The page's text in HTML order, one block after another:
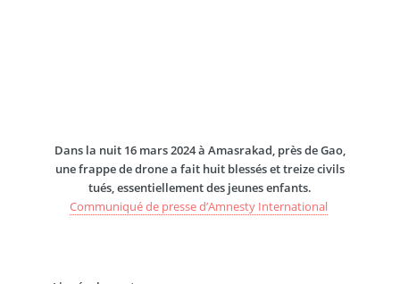
Dans la nuit 16 mars 2024 à Amasrakad, près de Gao,
une frappe de drone a fait huit blessés et treize civils
tués, essentiellement des jeunes enfants.
Communiqué de presse d’Amnesty International